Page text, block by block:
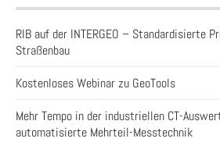
RIB auf der INTERGEO – Standardisierte
Straßenbau
Kostenloses Webinar zu GeoTools
Mehr Tempo in der industriellen CT-
automatisierte Mehrteil-Messtechnik